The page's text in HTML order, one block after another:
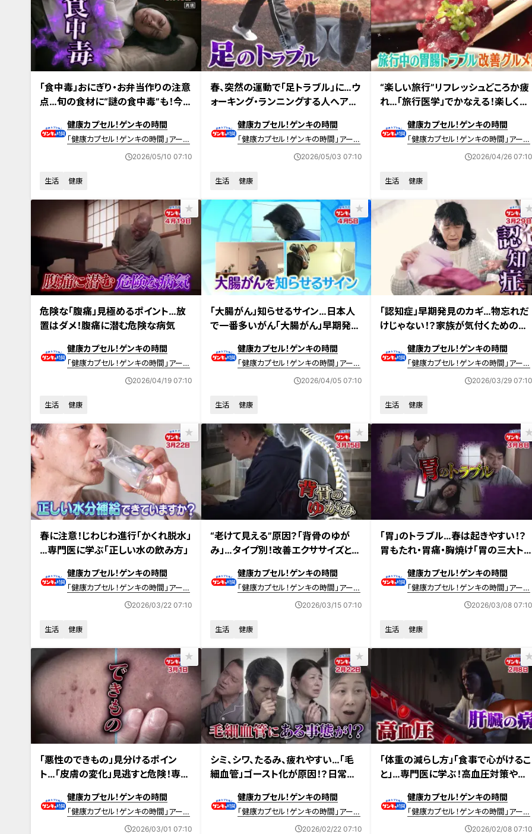
「食中毒」おにぎり・お弁当作りの注意
点…旬の食材に“謎の食中毒”も！今
健康カプセル！ゲンキの時間
「健康カプセル！ゲンキの時間」アーカ
2026/05/10 07:10
生活 健康
春、突然の運動で「足トラブル」に…ウ
ォーキング・ランニングする人へアド
健康カプセル！ゲンキの時間
「健康カプセル！ゲンキの時間」アーカ
2026/05/03 07:10
生活 健康
“楽しい旅行”リフレッシュどころか疲
れ…「旅行医学」でかなえる！楽しくて
健康カプセル！ゲンキの時間
「健康カプセル！ゲンキの時間」アーカ
2026/04/26 07:10
生活 健康
危険な「腹痛」見極めるポイント…放
置はダメ！腹痛に潜む危険な病気
健康カプセル！ゲンキの時間
「健康カプセル！ゲンキの時間」アーカ
2026/04/19 07:10
生活 健康
「大腸がん」知らせるサイン…日本人
で一番多いがん「大腸がん」早期発見
健康カプセル！ゲンキの時間
「健康カプセル！ゲンキの時間」アーカ
2026/04/05 07:10
生活 健康
「認知症」早期発見のカギ…物忘れだ
けじゃない！？家族が気付くためのヒ
健康カプセル！ゲンキの時間
「健康カプセル！ゲンキの時間」アーカ
2026/03/29 07:10
生活 健康
春に注意！じわじわ進行「かくれ脱水」
…専門医に学ぶ「正しい水の飲み方」
健康カプセル！ゲンキの時間
「健康カプセル！ゲンキの時間」アーカ
2026/03/22 07:10
生活 健康
“老けて見える”原因？「背骨のゆが
み」…タイプ別！改善エクササイズとス
健康カプセル！ゲンキの時間
「健康カプセル！ゲンキの時間」アーカ
2026/03/15 07:10
生活 健康
「胃」のトラブル…春は起きやすい！？
胃もたれ・胃痛・胸焼け「胃の三大ト
健康カプセル！ゲンキの時間
「健康カプセル！ゲンキの時間」アーカ
2026/03/08 07:10
生活 健康
「悪性のできもの」見分けるポイン
ト…「皮膚の変化」見逃すと危険！専門
健康カプセル！ゲンキの時間
「健康カプセル！ゲンキの時間」アーカ
2026/03/01 07:10
シミ、シワ、たるみ、疲れやすい…「毛
細血管」ゴースト化が原因！？日常生
方法
健康カプセル！ゲンキの時間
「健康カプセル！ゲンキの時間」アーカ
2026/02/22 07:10
「体重の減らし方」「食事で心がけるこ
と」…専門医に学ぶ！高血圧対策や肝
健康カプセル！ゲンキの時間
「健康カプセル！ゲンキの時間」アーカ
2026/02/08 07:10